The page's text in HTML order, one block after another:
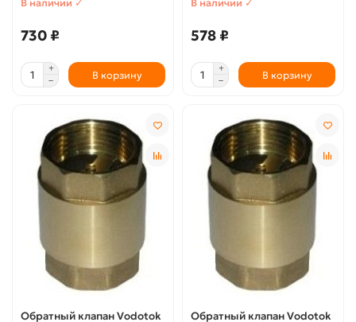
В наличии ✓
730 ₽
В корзину
В наличии ✓
578 ₽
В корзину
Обратный клапан Vodotok
Обратный клапан Vodotok